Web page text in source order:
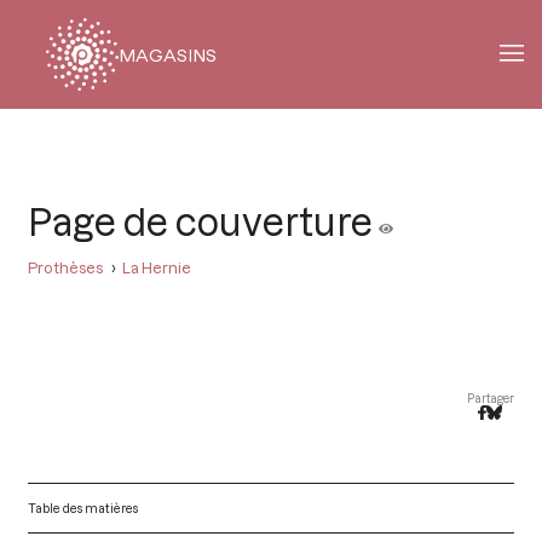
MAGASINS
Page de couverture
Prothèses La Hernie
Partager
Table des matières